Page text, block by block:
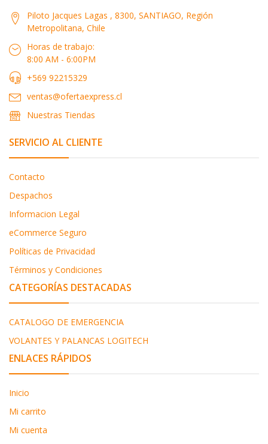
Piloto Jacques Lagas , 8300, SANTIAGO, Región
Metropolitana, Chile
Horas de trabajo:
8:00 AM - 6:00PM
+569 92215329
ventas@ofertaexpress.cl
Nuestras Tiendas
SERVICIO AL CLIENTE
Contacto
Despachos
Informacion Legal
eCommerce Seguro
Políticas de Privacidad
Términos y Condiciones
CATEGORÍAS DESTACADAS
CATALOGO DE EMERGENCIA
VOLANTES Y PALANCAS LOGITECH
ENLACES RÁPIDOS
Inicio
Mi carrito
Mi cuenta